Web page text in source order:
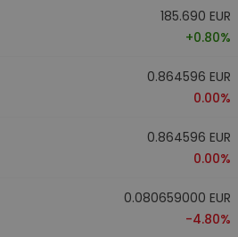
185.690 EUR
+0.80%
0.864596 EUR
0.00%
0.864596 EUR
0.00%
0.080659000 EUR
-4.80%